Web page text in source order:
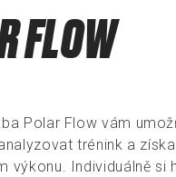
FLOW
Polar Flow vám
trénink a
výkonu. Individuálně si